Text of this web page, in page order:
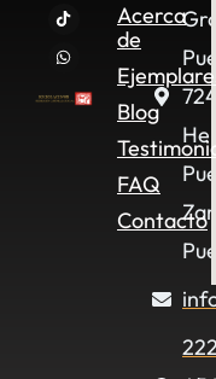
Acerca
de
Blog
FAQ
Contacto
Pue.